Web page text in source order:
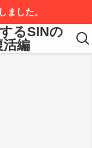
ました。
るSINの
編